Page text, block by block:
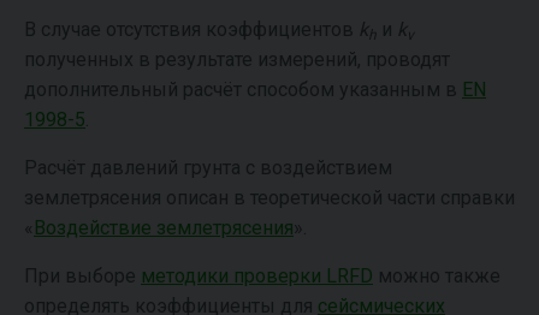
В случае отсутствия коэффициентов kh и k v
полученных в результате измерений, проводят
дополнительный расчёт способом указанным в EN
1998-5
Расчёт давлений грунта с воздействием
землетрясения описан в теоретической части справки
« Воздействие землетрясения ».
При выборе методики проверки LRFD можно также
определять коэффициенты для сейсмических